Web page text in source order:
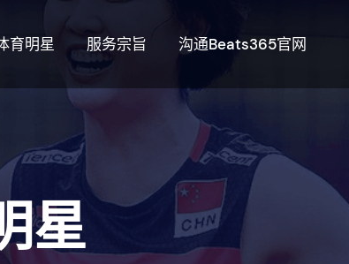
育明星 服务宗旨 沟通beats365官网
星